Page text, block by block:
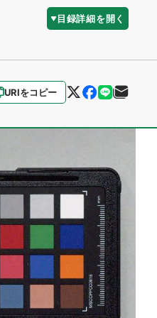
目録詳細を開く
URIをコピー